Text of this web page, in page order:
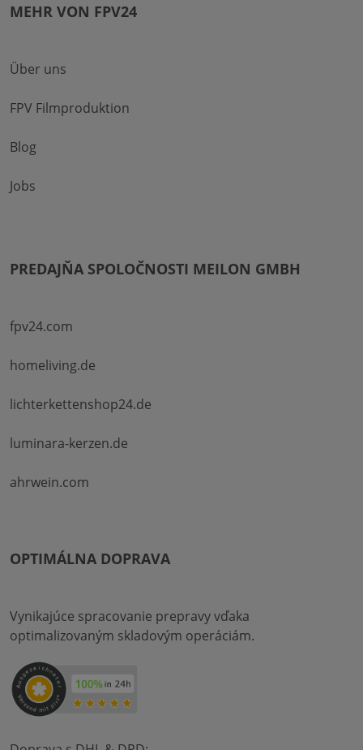
MEHR VON FPV24
Über uns
FPV Filmproduktion
Blog
Jobs
PREDAJŇA SPOLOČNOSTI MEILON GMBH
fpv24.com
homeliving.de
lichterkettenshop24.de
luminara-kerzen.de
ahrwein.com
OPTIMÁLNA DOPRAVA
Vynikajúce spracovanie prepravy vďaka
optimalizovaným skladovým operáciám.